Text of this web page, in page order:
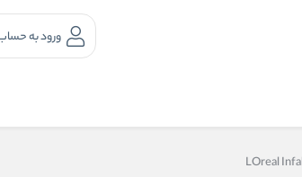
ورود به